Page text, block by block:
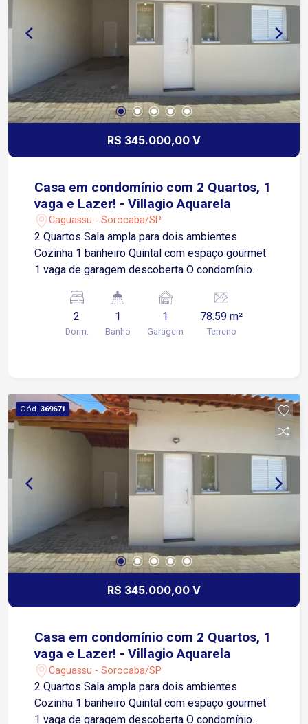
R$ 345.000,00 V
Casa em condomínio com 2 Quartos, 1
vaga e Lazer! - Villagio Aquarela
Caguassu - Sorocaba/SP
2 Quartos Sala ampla para dois ambientes
Cozinha 1 banheiro Quintal com espaço gourmet
1 vaga de garagem descoberta O condomínio
Localização privilegiada: Fácil acesso à Av.
Ipanema, próximo a supermercados, diversos
comércios e ao Rede Bom Lugar.
2
Dorm.
1
Banho
1
Garagem
78.59 m²
Terreno
Cód. 369671
R$ 345.000,00 V
Casa em condomínio com 2 Quartos, 1
vaga e Lazer! - Villagio Aquarela
Caguassu - Sorocaba/SP
2 Quartos Sala ampla para dois ambientes
Cozinha 1 banheiro Quintal com espaço gourmet
1 vaga de garagem descoberta O condomínio